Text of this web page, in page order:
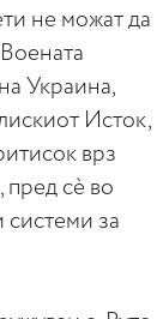
не можат да
Воената
Украина,
Исток,
врз
пред сè во
за